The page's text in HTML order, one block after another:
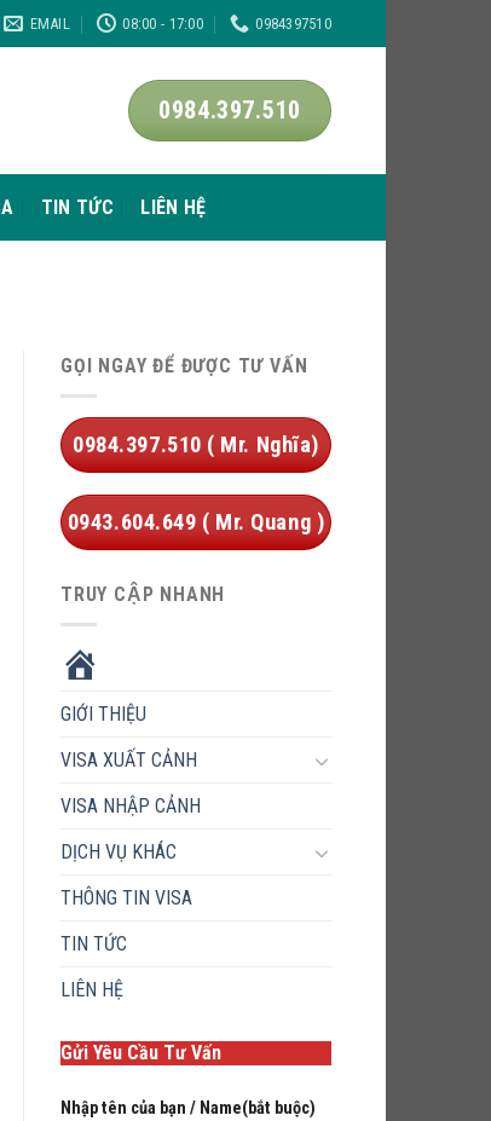
EMAIL 08:00 - 17:00 0984397510
0984.397.510
TIN TỨC LIÊN HỆ
GỌI NGAY ĐỂ ĐƯỢC TƯ VẤN
0984.397.510 ( Mr. Nghĩa)
0943.604.649 ( Mr. Quang )
TRUY CẬP NHANH
GIỚI THIỆU
VISA XUẤT CẢNH
VISA NHẬP CẢNH
DỊCH VỤ KHÁC
THÔNG TIN VISA
TIN TỨC
LIÊN HỆ
Gửi Yêu Cầu Tư Vấn
Nhập tên của bạn / Name(bắt buộc)